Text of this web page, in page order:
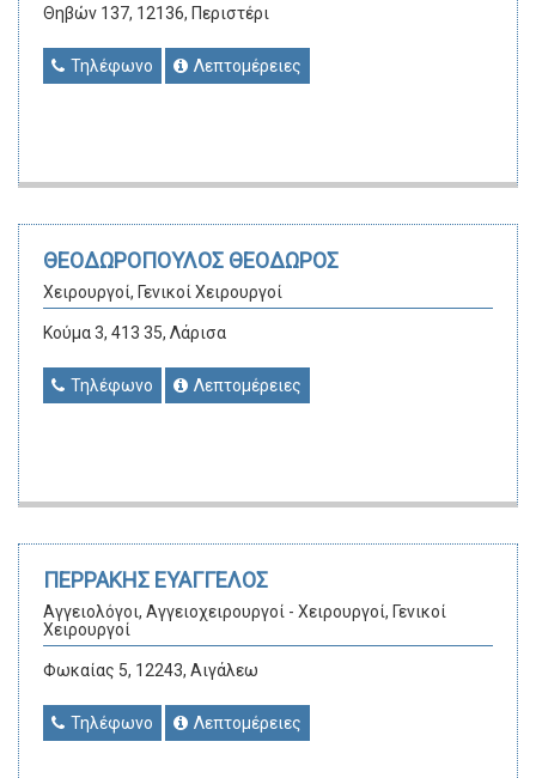
Θηβών 137, 12136, Περιστέρι
Τηλέφωνο Λεπτομέρειες
ΘΕΟΔΩΡΟΠΟΥΛΟΣ ΘΕΟΔΩΡΟΣ
Χειρουργοί, Γενικοί Χειρουργοί
Κούμα 3, 413 35, Λάρισα
Τηλέφωνο Λεπτομέρειες
ΠΕΡΡΑΚΗΣ ΕΥΑΓΓΕΛΟΣ
Αγγειολόγοι, Αγγειοχειρουργοί - Χειρουργοί, Γενικοί
Χειρουργοί
Φωκαίας 5, 12243, Αιγάλεω
Τηλέφωνο Λεπτομέρειες